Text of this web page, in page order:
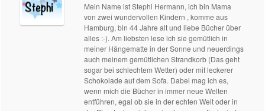
Mein Name ist Stephi Hermann, ich bin Mama
von zwei wundervollen Kindern , komme aus
Hamburg, bin 44 Jahre alt und liebe Bücher über
alles :-). Am liebsten lese ich sie gemütlich in
meiner Hängematte in der Sonne und neuerdings
auch meinem gemütlichen Strandkorb (Das geht
sogar bei schlechtem Wetter) oder mit leckerer
Schokolade auf dem Sofa. Dabei mag ich es,
wenn mich die Bücher in immer neue Welten
entführen, egal ob sie in der echten Welt oder in